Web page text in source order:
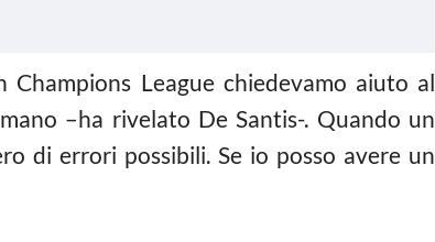
League chiedevamo aiuto al
–ha rivelato De Santis-. Quando un
di errori possibili. Se io posso avere un